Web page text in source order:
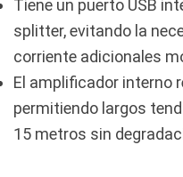
Tiene un puerto USB
splitter, evitando la
corriente adicionales
El amplificador interno
permitiendo largos
15 metros sin